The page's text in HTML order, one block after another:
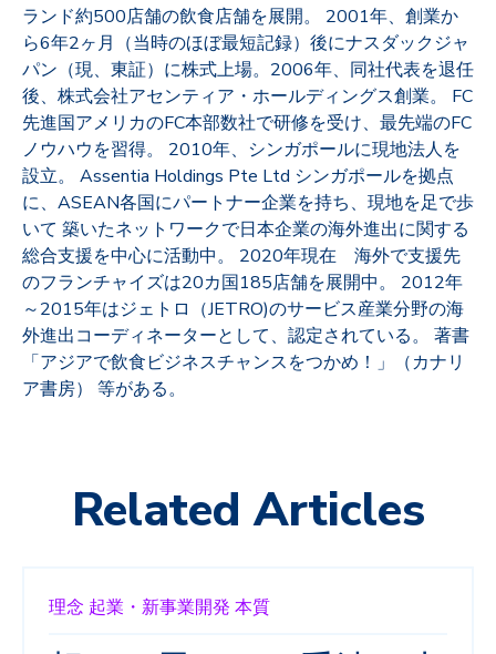
ランド約500店舗の飲食店舗を展開。 2001年、創業か
ら6年2ヶ月（当時のほぼ最短記録）後にナスダックジャ
パン（現、東証）に株式上場。2006年、同社代表を退任
後、株式会社アセンティア・ホールディングス創業。 FC
先進国アメリカのFC本部数社で研修を受け、最先端のFC
ノウハウを習得。 2010年、シンガポールに現地法人を
設立。 Assentia Holdings Pte Ltd シンガポールを拠点
に、ASEAN各国にパートナー企業を持ち、現地を足で歩
いて 築いたネットワークで日本企業の海外進出に関する
総合支援を中心に活動中。 2020年現在 海外で支援先
のフランチャイズは20カ国185店舗を展開中。 2012年
～2015年はジェトロ（JETRO)のサービス産業分野の海
外進出コーディネーターとして、認定されている。 著書
「アジアで飲食ビジネスチャンスをつかめ！」（カナリ
ア書房） 等がある。
Related Articles
理念 起業・新事業開発 本質